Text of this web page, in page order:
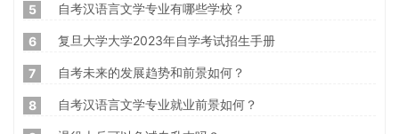
5 自考汉语言文学专业有哪些学校？
6 复旦大学大学2023年自学考试招生手册
7 自考未来的发展趋势和前景如何？
8 自考汉语言文学专业就业前景如何？